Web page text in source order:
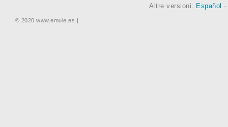
Altre versioni: Español
© 2020 www.emule.es |